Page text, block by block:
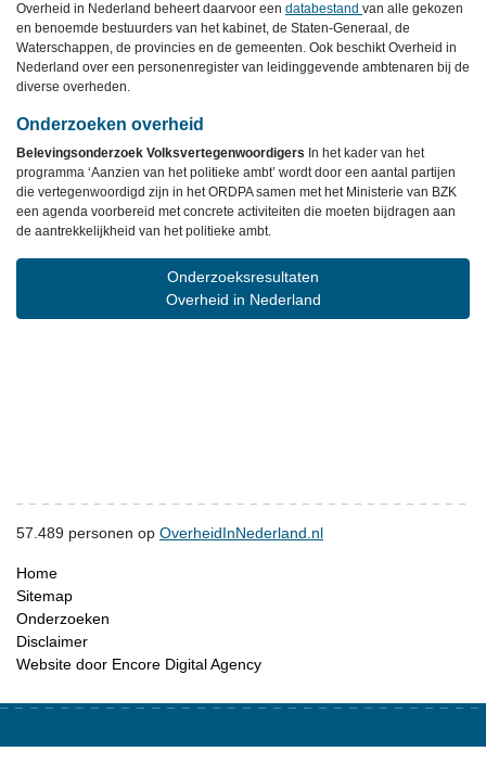
Overheid in Nederland beheert daarvoor een databestand van alle gekozen
en benoemde bestuurders van het kabinet, de Staten-Generaal, de
Waterschappen, de provincies en de gemeenten. Ook beschikt Overheid in
Nederland over een personenregister van leidinggevende ambtenaren bij de
diverse overheden.
Onderzoeken overheid
Belevingsonderzoek Volksvertegenwoordigers In het kader van het
programma ‘Aanzien van het politieke ambt’ wordt door een aantal partijen
die vertegenwoordigd zijn in het ORDPA samen met het Ministerie van BZK
een agenda voorbereid met concrete activiteiten die moeten bijdragen aan
de aantrekkelijkheid van het politieke ambt.
Onderzoeksresultaten
Overheid in Nederland
57.489 personen op OverheidInNederland.nl
Home
Sitemap
Onderzoeken
Disclaimer
Website door Encore Digital Agency